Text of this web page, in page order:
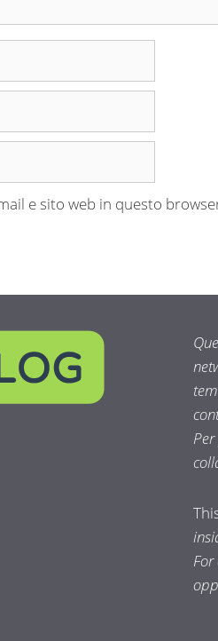
e sito web in questo